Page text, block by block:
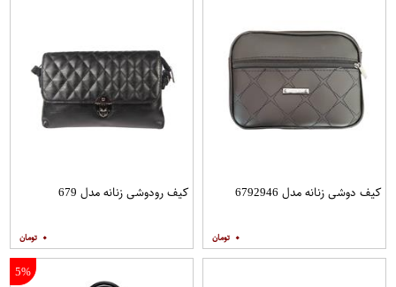
کیف دوشی زنانه مدل 6792946
۰
کیف رودوشی زنانه مدل 679
۰
5%